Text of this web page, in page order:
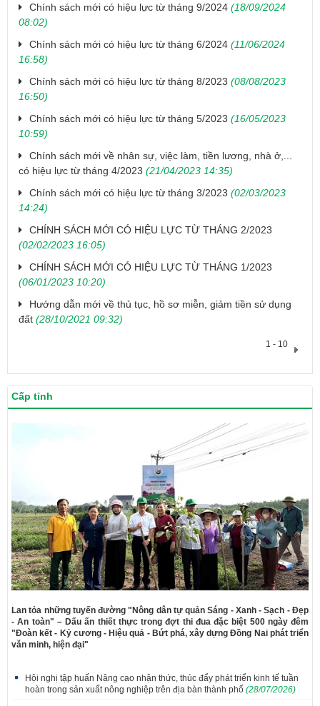
Chính sách mới có hiệu lực từ tháng 9/2024 (18/09/2024
08:02)
Chính sách mới có hiệu lực từ tháng 6/2024 (11/06/2024
16:58)
Chính sách mới có hiệu lực từ tháng 8/2023 (08/08/2023
16:50)
Chính sách mới có hiệu lực từ tháng 5/2023 (16/05/2023
10:59)
Chính sách mới về nhân sự, việc làm, tiền lương, nhà ở,...
có hiệu lực từ tháng 4/2023 (21/04/2023 14:35)
Chính sách mới có hiệu lực từ tháng 3/2023 (02/03/2023
14:24)
CHÍNH SÁCH MỚI CÓ HIỆU LỰC TỪ THÁNG 2/2023
(02/02/2023 16:05)
CHÍNH SÁCH MỚI CÓ HIỆU LỰC TỪ THÁNG 1/2023
(06/01/2023 10:20)
Hướng dẫn mới về thủ tục, hồ sơ miễn, giảm tiền sử dụng
đất (28/10/2021 09:32)
1 - 10
Cấp tỉnh
Lan tỏa những tuyến đường "Nông dân tự quản Sáng - Xanh - Sạch - Đẹp
- An toàn" – Dấu ấn thiết thực trong đợt thi đua đặc biệt 500 ngày đêm
"Đoàn kết - Kỷ cương - Hiệu quả - Bứt phá, xây dựng Đồng Nai phát triển
văn minh, hiện đại"
Hội nghị tập huấn Nâng cao nhận thức, thúc đẩy phát triển kinh tế tuần
hoàn trong sản xuất nông nghiệp trên địa bàn thành phố (28/07/2026)